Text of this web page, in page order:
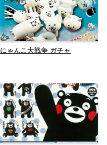
にゃんこ大戦争 ガチャ